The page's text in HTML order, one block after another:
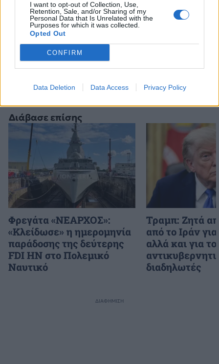
I want to opt-out of Collection, Use,
Retention, Sale, and/or Sharing of my
Personal Data that Is Unrelated with the
Purposes for which it was collected.
Opted Out
CONFIRM
Data Deletion Data Access Privacy Policy
Διάβασε επίσης
Φρεγάτα «ΝΕΑΡΧΟΣ»:
«Κλείδωσε» η ημερομηνία
παράδοσης της δεύτερης
FDI HN στο Πολεμικό
Ναυτικό
Τραμπ: Ζητά
από το Ιράν
αλλά και για
διαδηλωτές
Ακολουθήστε το onalert.gr στοGoogle
Newsκαι μάθετε πρώτοι όλες τις ειδήσεις
ΛΙΒΥΗ ΤΡΙΠΟΛΗ
ΔΙΑΦΗΜΙΣΗ